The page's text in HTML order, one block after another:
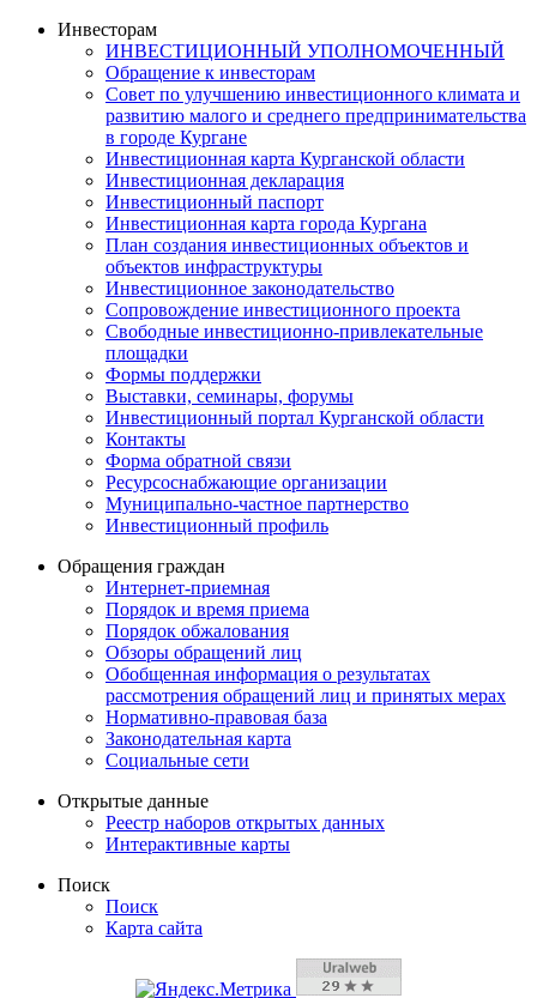
Инвесторам
ИНВЕСТИЦИОННЫЙ УПОЛНОМОЧЕННЫЙ
Обращение к инвесторам
Совет по улучшению инвестиционного климата и
развитию малого и среднего предпринимательства
в городе Кургане
Инвестиционная карта Курганской области
Инвестиционная декларация
Инвестиционный паспорт
Инвестиционная карта города Кургана
План создания инвестиционных объектов и
объектов инфраструктуры
Инвестиционное законодательство
Сопровождение инвестиционного проекта
Свободные инвестиционно-привлекательные
площадки
Формы поддержки
Выставки, семинары, форумы
Инвестиционный портал Курганской области
Контакты
Форма обратной связи
Ресурсоснабжающие организации
Муниципально-частное партнерство
Инвестиционный профиль
Обращения граждан
Интернет-приемная
Порядок и время приема
Порядок обжалования
Обзоры обращений лиц
Обобщенная информация о результатах
рассмотрения обращений лиц и принятых мерах
Нормативно-правовая база
Законодательная карта
Социальные сети
Открытые данные
Реестр наборов открытых данных
Интерактивные карты
Поиск
Поиск
Карта сайта